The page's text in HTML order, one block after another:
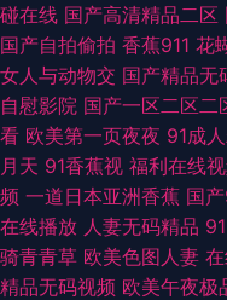
院 极品五月天 青草视屏 丝
入巨乳国产 人人爱91 日韩深
三级影片 午夜av资源
网址 国产精品久草 九一激
51国精品久 91永久免费网站
碰在线 国产高清精品二区
国产自拍偷拍 香蕉911 花
女人与动物交 国产精品无
自慰影院 国产一区二区二
看 欧美第一页夜夜 91成
月天 91香蕉视 福利在线
频 一道日本亚洲香蕉 国
在线播放 人妻无码精品
骑青青草 欧美色图人妻
精品无码视频 欧美午夜极